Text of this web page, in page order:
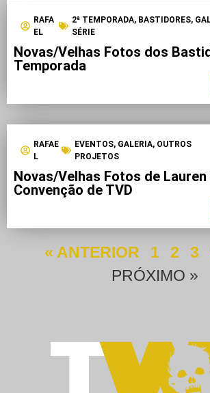
RAFA
EL
2ª TEMPORADA, BASTIDORES,
SÉRIE
Novas/Velhas Fotos dos
Temporada
RAFAE
L
EVENTOS, GALERIA, OUTROS
PROJETOS
Novas/Velhas Fotos de Lauren
Convenção de TVD
« ANTERIOR 1 2 3
PRÓXIMO »